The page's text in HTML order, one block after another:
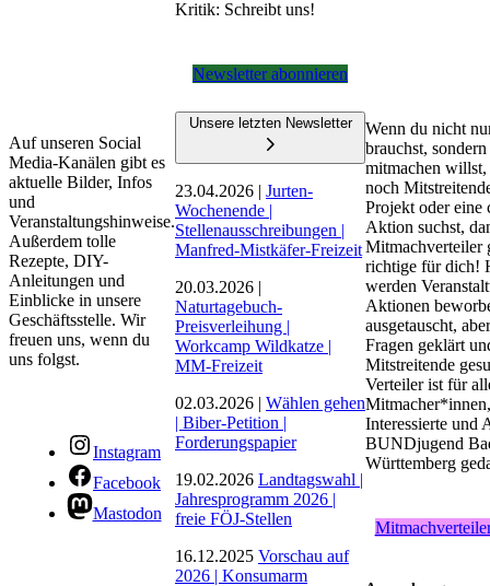
Auf unseren Social
Media-Kanälen gibt es
aktuelle Bilder, Infos
und
Veranstaltungshinweise.
Außerdem tolle
Rezepte, DIY-
Anleitungen und
Einblicke in unsere
Geschäftsstelle. Wir
freuen uns, wenn du
uns folgst.
Instagram
Facebook
Mastodon
Kritik: Schreibt uns!
Newsletter abonnieren
Unsere letzten Newsletter
23.04.2026 | Jurten-
Wochenende |
Stellenausschreibungen |
Manfred-Mistkäfer-Freizeit
20.03.2026 |
Naturtagebuch-
Preisverleihung |
Workcamp Wildkatze |
MM-Freizeit
02.03.2026 | Wählen gehen
| Biber-Petition |
Forderungspapier
19.02.2026 Landtagswahl |
Jahresprogramm 2026 |
freie FÖJ-Stellen
16.12.2025 Vorschau auf
2026 | Konsumarm
Wenn du nicht
brauchst,
mitmachen
noch
Projekt oder eine
Aktion suchst,
Mitmachverteiler
richtige für dich!
werden
Aktionen
ausgetauscht,
Fragen geklärt
Mitstreitende
Verteiler ist für
Mitmacher*innen,
Interessierte und
BUNDjugend
Württemberg